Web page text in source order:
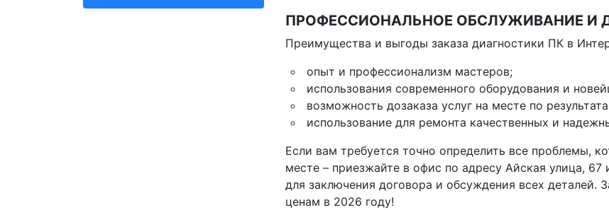
ПРОФЕССИОНАЛЬНОЕ ОБСЛУЖИВАНИЕ И
Преимущества и выгоды заказа диагностики ПК в
опыт и профессионализм мастеров;
использования современного оборудования и
возможность дозаказа услуг на месте по
использование для ремонта качественных и
Если вам требуется точно определить все проблемы,
месте – приезжайте в офис по адресу Айская улица,
для заключения договора и обсуждения всех
ценам в 2026 году!